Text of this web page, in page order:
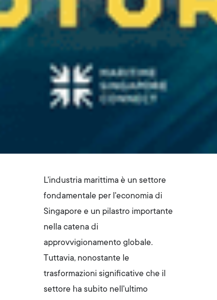
L'industria marittima è un settore
fondamentale per l'economia di
Singapore e un pilastro importante
nella catena di
approvvigionamento globale.
Tuttavia, nonostante le
trasformazioni significative che il
settore ha subito nell'ultimo